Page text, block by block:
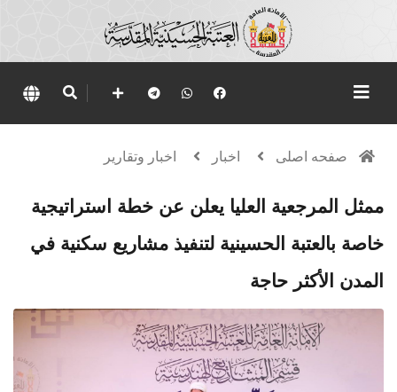
صفحه اصلی اخبار اخبار وتقارير
ممثل المرجعية العليا يعلن عن خطة استراتيجية
خاصة بالعتبة الحسينية لتنفيذ مشاريع سكنية في
المدن الأكثر حاجة